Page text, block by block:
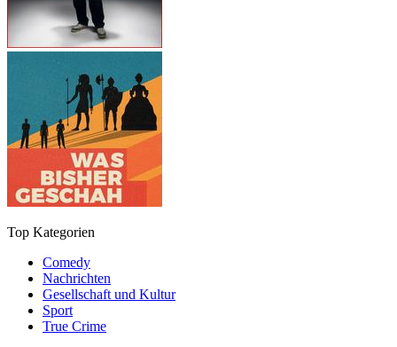
Top Kategorien
Comedy
Nachrichten
Gesellschaft und Kultur
Sport
True Crime